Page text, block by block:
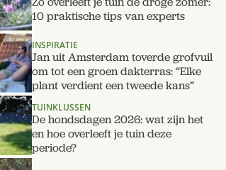
10 praktische tips van experts
INSPIRATIE
Jan uit Amsterdam toverde grofvuil
om tot een groen dakterras: “Elke
plant verdient een tweede kans”
TUINKLUSSEN
De hondsdagen 2026: wat zijn het
en hoe overleeft je tuin deze
periode?